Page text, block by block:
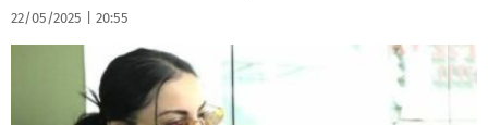
22/05/2025 20:55